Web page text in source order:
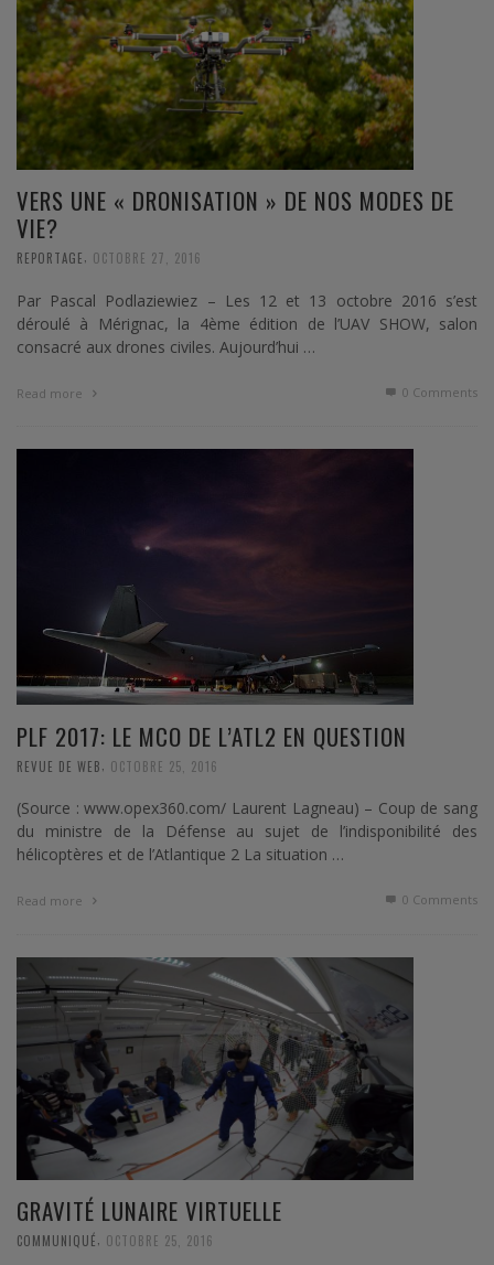
VERS UNE « DRONISATION » DE NOS MODES DE
VIE?
REPORTAGE OCTOBRE 27, 2016
Par Pascal Podlaziewiez – Les 12 et 13 octobre 2016 s’est
déroulé à Mérignac, la 4ème édition de l’UAV SHOW, salon
consacré aux drones civiles. Aujourd’hui …
Read more 0 Comments
PLF 2017: LE MCO DE L’ATL2 EN QUESTION
REVUE DE WEB OCTOBRE 25, 2016
(Source : www.opex360.com/ Laurent Lagneau) – Coup de sang
du ministre de la Défense au sujet de l’indisponibilité des
hélicoptères et de l’Atlantique 2 La situation …
Read more 0 Comments
GRAVITÉ LUNAIRE VIRTUELLE
COMMUNIQUÉ OCTOBRE 25, 2016